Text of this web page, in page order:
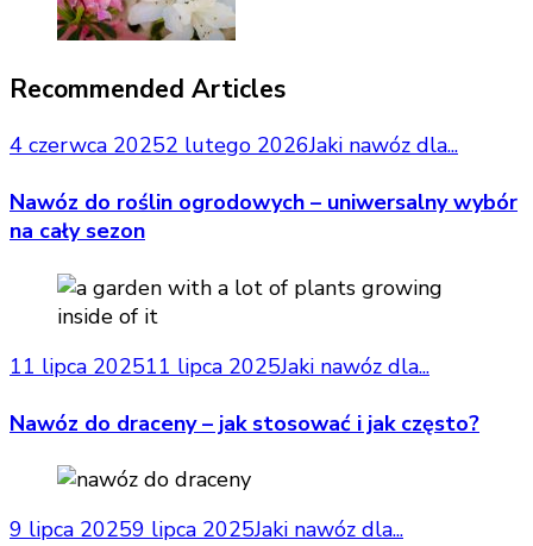
Recommended Articles
4 czerwca 20252 lutego 2026Jaki nawóz dla...
Nawóz do roślin ogrodowych – uniwersalny wybór
na cały sezon
11 lipca 202511 lipca 2025Jaki nawóz dla...
Nawóz do draceny – jak stosować i jak często?
9 lipca 20259 lipca 2025Jaki nawóz dla...